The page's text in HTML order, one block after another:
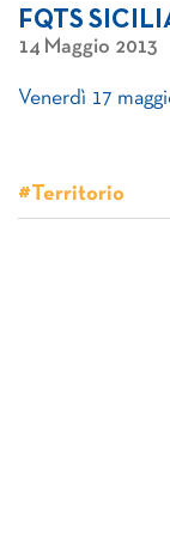
FQTS
14 Maggio 2013
Venerdì 17
#Territorio